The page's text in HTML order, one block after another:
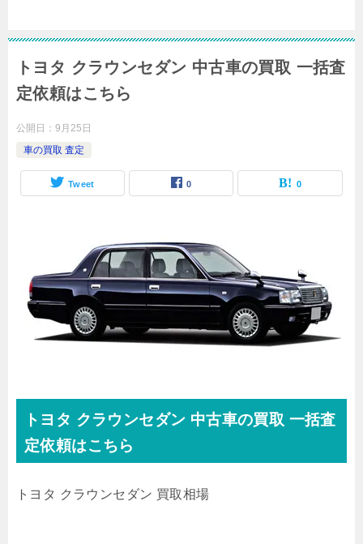
トヨタ クラウンセダン 中古車の買取 一括査
定依頼はこちら
公開日： 9月25日
車の買取 査定
Tweet 0 0
トヨタ クラウンセダン 中古車の買取 一括査
定依頼はこちら
トヨタ クラウンセダン 買取相場